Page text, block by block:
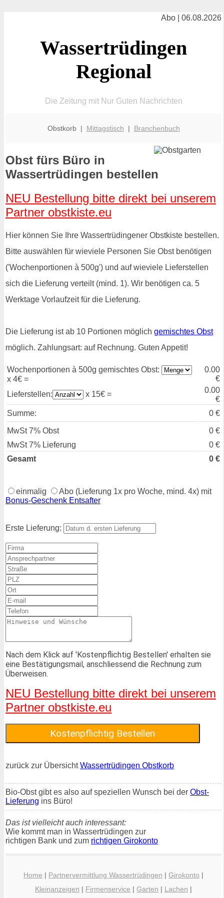
Abo | 06.08.2026
Wassertrüdingen
Regional
Die Zeitung mit Nur Guten Nachrichten
Obstkorb | Mittagstisch | Branchenbuch
Obst fürs Büro in
Wassertrüdingen bestellen
NEU Bestellung bitte direkt bei unserem
Partner obstkiste.eu
Hier können Sie Ihre Wassertrüdingener Obstkiste bestellen.
Bitte auswählen für wieviele Personen Sie Obst benötigen
('Wochenportionen à 500g') und auf wieviele Lieferstellen
sich die Lieferung verteilt (mind. 1). Wir benötigen ca. 5
Werktage Vorlaufzeit für die Lieferung.
Die Lieferung ist ab 10 Portionen möglich gemischtes Obst
möglich. Zahlungsart: auf Rechnung. Guten Appetit!
Wochenportionen à 500g gemischtes Obst:
x 4€ =
0.00
€
Lieferstellen:
x 15€ =
0.00
€
Summe:
0 €
MwSt 7% Obst 0 €
MwSt 7% Lieferung
0 €
Gesamt
0 €
einmalig
Abo (Lieferung 1x pro Woche, mind. 4x) mit
Bonus-Geschenk Entsafter
Erste Lieferung:
Nach dem Klick auf 'Kostenpflichtig Bestellen' erhalten sie
eine Bestätigungsmail, anschliessend die Rechnung zum
Überweisen.
NEU Bestellung bitte direkt bei unserem
Partner obstkiste.eu
zurück zur ÜbersichtWassertrüdingen Obstkorb
Bio-Obst gibt es also auf speziellen Wunsch bei der Obst-
Lieferung ins Büro!
Das ist vielleicht auch interessant:
Wie kommt man in Wassertrüdingen zur
richtigen Bank und zum richtigen Girokonto
Home | Partnervermittlung Wassertrüdingen | Girokonto |
Kleinanzeigen | Firmenservice | Garten | Lachen |